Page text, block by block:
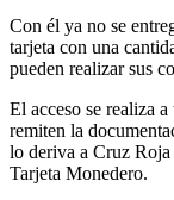
Con él ya no se
tarjeta con una
pueden realizar sus
El acceso se realiza
remiten la
lo deriva a Cruz Roja
Tarjeta Monedero.